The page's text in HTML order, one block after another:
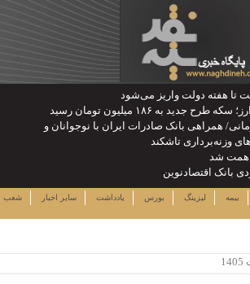
یکشنبه ۱۸ مرداد ۱۴۰۵
نرخ سهام لینک ها